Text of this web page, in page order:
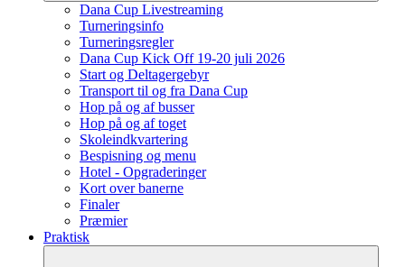
Dana Cup Livestreaming
Turneringsinfo
Turneringsregler
Dana Cup Kick Off 19-20 juli 2026
Start og Deltagergebyr
Transport til og fra Dana Cup
Hop på og af busser
Hop på og af toget
Skoleindkvartering
Bespisning og menu
Hotel - Opgraderinger
Kort over banerne
Finaler
Præmier
Praktisk